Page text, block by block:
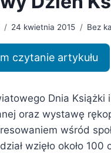
24 kwietnia 2015 Bez
czytanie artykułu
Dnia
oraz wystawę
wśród
wzięło około 100